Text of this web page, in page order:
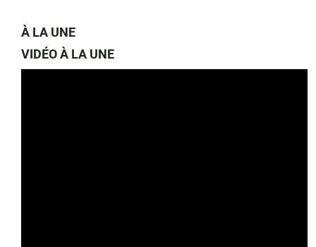
À LA UNE
VIDÉO À LA UNE